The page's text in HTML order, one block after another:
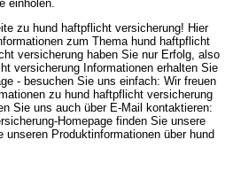
einholen.
zu hund haftpflicht versicherung! Hier
zum Thema hund haftpflicht
versicherung haben Sie nur Erfolg, also
versicherung Informationen erhalten Sie
- besuchen Sie uns einfach: Wir freuen
zu hund haftpflicht versicherung
Sie uns auch über E-Mail kontaktieren:
Homepage finden Sie unsere
Produktinformationen über hund